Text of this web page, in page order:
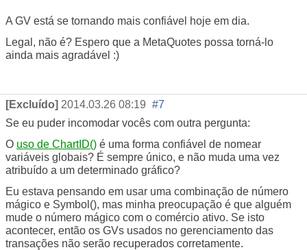
A GV está se tornando mais confiável hoje em dia.
Legal, não é? Espero que a MetaQuotes possa torná-lo
ainda mais agradável :)
[Excluído] 2014.03.26 08:19 #7
Se eu puder incomodar vocês com outra pergunta:
O uso de ChartID() é uma forma confiável de nomear
variáveis globais? É sempre único, e não muda uma vez
atribuído a um determinado gráfico?
Eu estava pensando em usar uma combinação de número
mágico e Symbol(), mas minha preocupação é que alguém
mude o número mágico com o comércio ativo. Se isto
acontecer, então os GVs usados no gerenciamento das
transações não serão recuperados corretamente.